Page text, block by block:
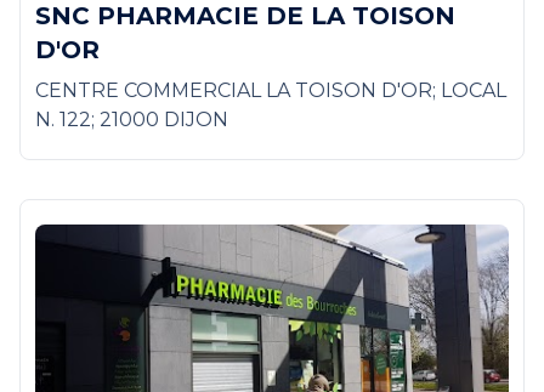
SNC PHARMACIE DE LA TOISON
D'OR
CENTRE COMMERCIAL LA TOISON D'OR; LOCAL
N. 122; 21000 DIJON